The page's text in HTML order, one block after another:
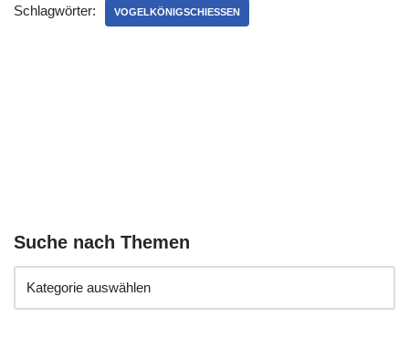
Schlagwörter: VOGELKÖNIGSCHIESSEN
Suche nach Themen